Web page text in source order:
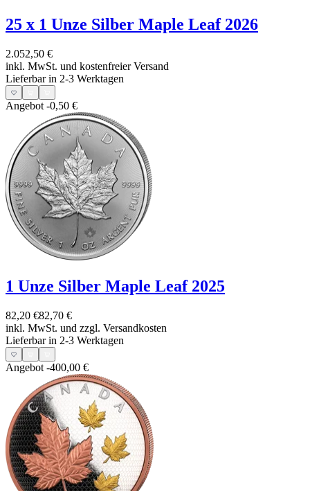
25 x 1 Unze Silber Maple Leaf 2026
2.052,50 €
inkl. MwSt. und kostenfreier Versand
Lieferbar in 2-3 Werktagen
Angebot -0,50 €
1 Unze Silber Maple Leaf 2025
82,20 €82,70 €
inkl. MwSt. und zzgl. Versandkosten
Lieferbar in 2-3 Werktagen
Angebot -400,00 €